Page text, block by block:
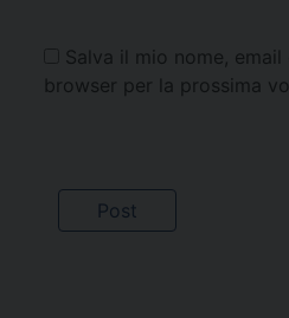
Salva il mio nome,
browser per la prossima